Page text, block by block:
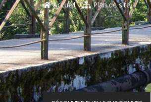
Accueil Plan de site